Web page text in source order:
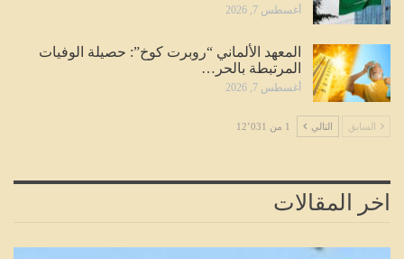
أغسطس 7, 2026
المعهد الألماني “روبرت كوخ”: حصيلة الوفيات
المرتبطة بالحر…
أغسطس 7, 2026
السابق التالي 1 من 12٬031
اخر المقالات